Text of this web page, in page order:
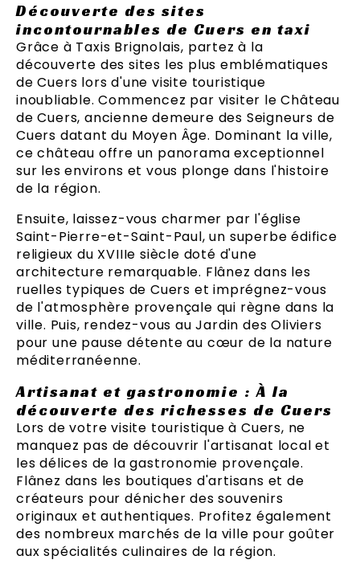
Découverte des sites
incontournables de Cuers en taxi
Grâce à Taxis Brignolais, partez à la
découverte des sites les plus emblématiques
de Cuers lors d'une visite touristique
inoubliable. Commencez par visiter le Château
de Cuers, ancienne demeure des Seigneurs de
Cuers datant du Moyen Âge. Dominant la ville,
ce château offre un panorama exceptionnel
sur les environs et vous plonge dans l'histoire
de la région.
Ensuite, laissez-vous charmer par l'église
Saint-Pierre-et-Saint-Paul, un superbe édifice
religieux du XVIIIe siècle doté d'une
architecture remarquable. Flânez dans les
ruelles typiques de Cuers et imprégnez-vous
de l'atmosphère provençale qui règne dans la
ville. Puis, rendez-vous au Jardin des Oliviers
pour une pause détente au cœur de la nature
méditerranéenne.
Artisanat et gastronomie : À la
découverte des richesses de Cuers
Lors de votre visite touristique à Cuers, ne
manquez pas de découvrir l'artisanat local et
les délices de la gastronomie provençale.
Flânez dans les boutiques d'artisans et de
créateurs pour dénicher des souvenirs
originaux et authentiques. Profitez également
des nombreux marchés de la ville pour goûter
aux spécialités culinaires de la région.